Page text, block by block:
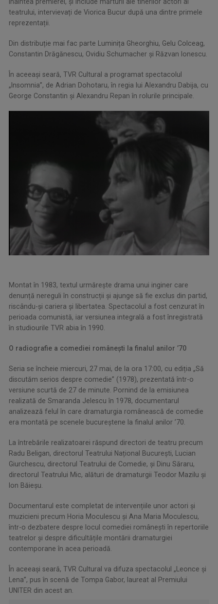
teatrului, intervievați de Viorica Bucur după una dintre primele
reprezentații.
Din distribuție mai fac parte Luminița Gheorghiu, Gelu Colceag,
Constantin Drăgănescu, Ovidiu Schumacher și Răzvan Ionescu.
În aceeași seară, TVR Cultural a programat spectacolul
„Insomnia”, de Adrian Dohotaru, în regia lui Alexandru Dabija, cu
George Constantin și Alexandru Repan în rolurile principale.
Montat în 1983, textul urmărește drama unui inginer care
denunță nereguli în construcții și ajunge să fie exclus din partid,
riscându-și cariera și libertatea. Spectacolul a fost cenzurat în
perioada comunistă, iar versiunea integrală a fost înregistrată
în studiourile TVR abia în 1990.
O radiografie a comediei românești la finalul anilor ’70
Seria se încheie miercuri, 27 mai, de la ora 17:00, cu ediția „Să
discutăm serios despre comedie” (1978), prezentată într-o
versiune scurtă de 27 de minute. Pornind de la emisiunea
realizată de Smaranda Jelescu în 1978, documentarul
analizează felul în care dramaturgia românească de comedie
era montată pe scenele bucureștene la finalul anilor ’70.
La întrebările realizatoarei răspund directori de teatru precum
Radu Beligan, directorul Teatrului Național București, Lucian
Giurchescu, directorul Teatrului de Comedie, și Dinu Săraru,
directorul Teatrului Mic, alături de dramaturgii Teodor Mazilu și
Ion Băieșu.
Documentarul este completat de intervențiile unor actori și
muzicieni precum Horia Moculescu și Ana Maria Moculescu,
într-o dezbatere despre locul comediei românești în repertoriile
teatrelor și despre dificultățile montării dramaturgiei
contemporane în acea perioadă.
În aceeași seară, TVR Cultural va difuza spectacolul „Leonce și
Lena”, pus în scenă de Tompa Gabor, laureat al Premiului
UNITER din acest an.